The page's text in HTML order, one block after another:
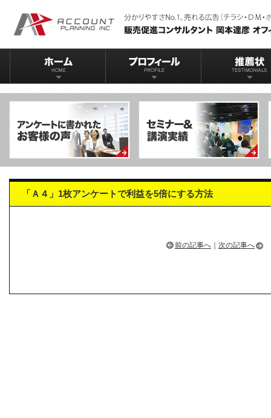
「Ａ４」1枚アンケートで利益を5倍にする方法
前の記事へ 次の記事へ